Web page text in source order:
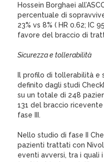
Hossein Borghaei
percentuale di
23% vs 8% ( HR 0.62; IC
favore del braccio di
Sicurezza e tollerabilità
Il profilo di tollerabilità e
definito dagli studi
su un totale di 248
131 del braccio
fase III.
Nello studio di fase II
pazienti trattati con
eventi avversi, tra i quali